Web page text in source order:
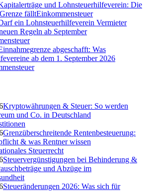
und Lohnsteuerhilfeverein: Die
fälltEinkommensteuer
ein Lohnsteuerhilfeverein Vermieter
Regeln ab September
abgeschafft: Was
ab dem 1. September 2026
Kryptowährungen & Steuer: So werden
und Co. in Deutschland
Grenzüberschreitende Rentenbesteuerung:
& was Rentner wissen
Steuerrecht
Steuervergünstigungen bei Behinderung &
und Abzüge im
Steueränderungen 2026: Was sich für